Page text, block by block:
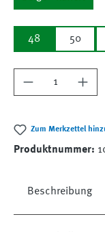
48 50
Produkt
Zum Merkzettel
Produktnummer:
Beschreibung